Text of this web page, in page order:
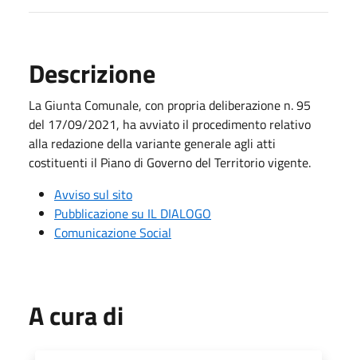
Descrizione
La Giunta Comunale, con propria deliberazione n. 95
del 17/09/2021, ha avviato il procedimento relativo
alla redazione della variante generale agli atti
costituenti il Piano di Governo del Territorio vigente.
Avviso sul sito
Pubblicazione su IL DIALOGO
Comunicazione Social
A cura di